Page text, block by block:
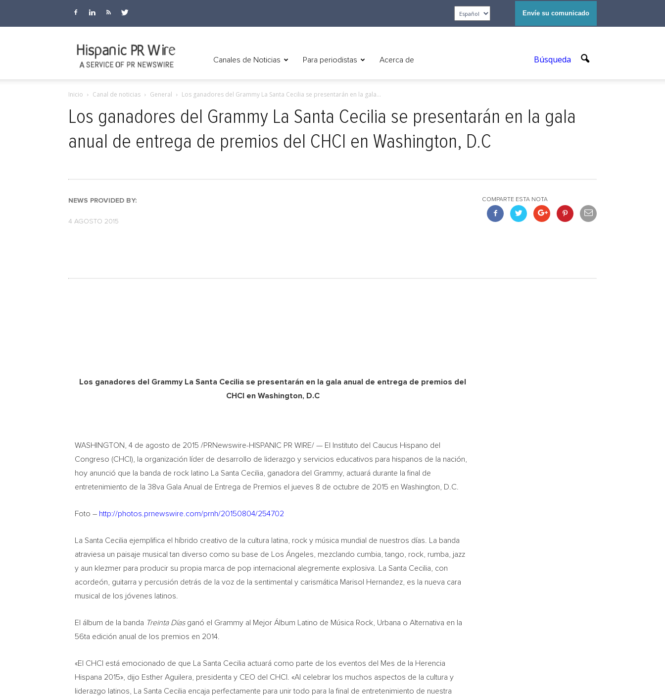
Envíe su comunicado
Canales de Noticias Para periodistas Acerca de Búsqueda
Inicio Canal de noticias General Los ganadores del Grammy La Santa Cecilia se presentarán en la gala...
Los ganadores del Grammy La Santa Cecilia se presentarán en la gala
anual de entrega de premios del CHCI en Washington, D.C
NEWS PROVIDED BY:
4 AGOSTO 2015
COMPARTE ESTA NOTA
Los ganadores del Grammy La Santa Cecilia se presentarán en la gala anual de entrega de premios del
CHCI en Washington, D.C
WASHINGTON, 4 de agosto de 2015 /PRNewswire-HISPANIC PR WIRE/ — El Instituto del Caucus Hispano del
Congreso (CHCI), la organización líder de desarrollo de liderazgo y servicios educativos para hispanos de la nación,
hoy anunció que la banda de rock latino La Santa Cecilia, ganadora del Grammy, actuará durante la final de
entretenimiento de la 38va Gala Anual de Entrega de Premios el jueves 8 de octubre de 2015 en Washington, D.C.
Foto – http://photos.prnewswire.com/prnh/20150804/254702
La Santa Cecilia ejemplifica el híbrido creativo de la cultura latina, rock y música mundial de nuestros días. La banda
atraviesa un paisaje musical tan diverso como su base de Los Ángeles, mezclando cumbia, tango, rock, rumba, jazz
y aun klezmer para producir su propia marca de pop internacional alegremente explosiva. La Santa Cecilia, con
acordeón, guitarra y percusión detrás de la voz de la sentimental y carismática Marisol Hernandez, es la nueva cara
musical de los jóvenes latinos.
El álbum de la banda Treinta Días ganó el Grammy al Mejor Álbum Latino de Música Rock, Urbana o Alternativa en la
56ta edición anual de los premios en 2014.
«El CHCI está emocionado de que La Santa Cecilia actuará como parte de los eventos del Mes de la Herencia
Hispana 2015», dijo Esther Aguilera, presidenta y CEO del CHCI. «Al celebrar los muchos aspectos de la cultura y
liderazgo latinos, La Santa Cecilia encaja perfectamente para unir todo para la final de entretenimiento de nuestra